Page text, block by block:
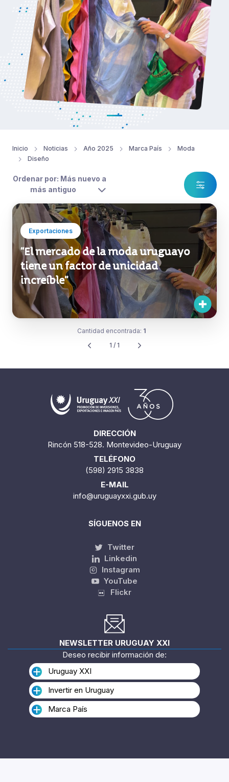
Inicio Noticias Año 2025 Marca País
Moda
Diseño
Ordenar por: Más nuevo a
más antiguo
Exportaciones
“El mercado de la moda uruguayo
tiene un factor de unicidad
increíble”
Cantidad encontrada: 1
1 / 1
DIRECCIÓN
Rincón 518-528. Montevideo-Uruguay
TELÉFONO
(598) 2915 3838
E-MAIL
info@uruguayxxi.gub.uy
SÍGUENOS EN
Twitter
Linkedin
Instagram
YouTube
Flickr
NEWSLETTER URUGUAY XXI
Deseo recibir información de:
Uruguay XXI
Invertir en Uruguay
Marca País